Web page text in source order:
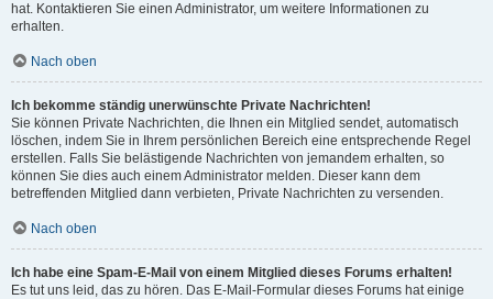
hat. Kontaktieren Sie einen Administrator, um weitere Informationen zu
erhalten.
Nach oben
Ich bekomme ständig unerwünschte Private Nachrichten!
Sie können Private Nachrichten, die Ihnen ein Mitglied sendet, automatisch
löschen, indem Sie in Ihrem persönlichen Bereich eine entsprechende Regel
erstellen. Falls Sie belästigende Nachrichten von jemandem erhalten, so
können Sie dies auch einem Administrator melden. Dieser kann dem
betreffenden Mitglied dann verbieten, Private Nachrichten zu versenden.
Nach oben
Ich habe eine Spam-E-Mail von einem Mitglied dieses Forums erhalten!
Es tut uns leid, das zu hören. Das E-Mail-Formular dieses Forums hat einige